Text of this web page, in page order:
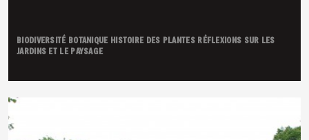
BIODIVERSITÉ BOTANIQUE HISTOIRE DES PLANTES RÉFLEXIONS SUR LES
JARDINS ET LE PAYSAGE